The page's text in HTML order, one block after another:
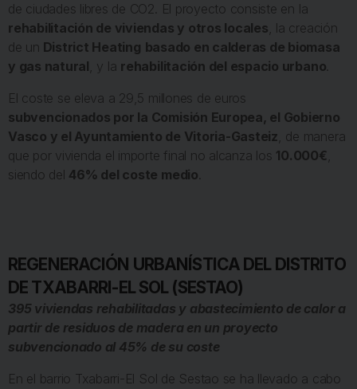
de ciudades libres de CO2. El proyecto consiste en la
rehabilitación de viviendas y otros locales, la creación
de un District Heating basado en calderas de biomasa
y gas natural, y la rehabilitación del espacio urbano.
El coste se eleva a 29,5 millones de euros
subvencionados por la Comisión Europea, el Gobierno
Vasco y el Ayuntamiento de Vitoria-Gasteiz, de manera
que por vivienda el importe final no alcanza los 10.000€,
siendo del 46% del coste medio.
REGENERACIÓN URBANÍSTICA DEL DISTRITO
DE TXABARRI-EL SOL (SESTAO)
395 viviendas rehabilitadas y abastecimiento de calor a
partir de residuos de madera en un proyecto
subvencionado al 45% de su coste
En el barrio Txabarri-El Sol de Sestao se ha llevado a cabo